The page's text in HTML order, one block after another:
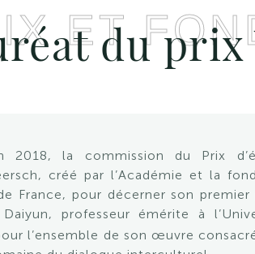
ETdu prix
2018, la commission du Prix
créé par l’Académie et la
France, pour décerner son
Daiyun, professeur émérite à
l’ensemble de son œuvre